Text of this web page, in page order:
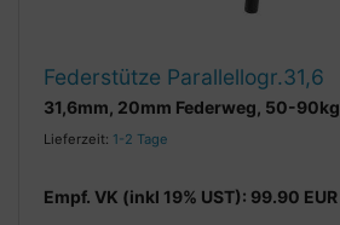
Federstütze Parallellogr.31,6
31,6mm, 20mm Federweg, 50-90kg
Lieferzeit: 1-2 Tage
Empf. VK (inkl 19% UST): 99.90 EUR